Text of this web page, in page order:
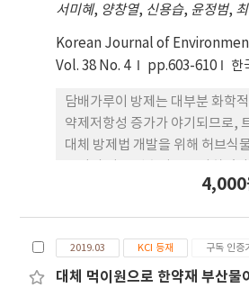
처리구는 90.3% 이상의 방제가
서미혜, 양창열, 신용습, 윤정범,
Korean Journal of
Vol. 38 No. 4
pp.603-610 한
담배가루이 방제는 대부분 화학
약제저항성 증가가 야기되므로,
대체 방제법 개발을 위해 허브식
립원예특작과 학원 내 토마토온
30 cm 위치에 각각 설치하여 담
사하였다. 허브식물의 설치 위치
4,000
2019.03 KCI 등재 구독 인증
대체 먹이원으로 한약재 부산물